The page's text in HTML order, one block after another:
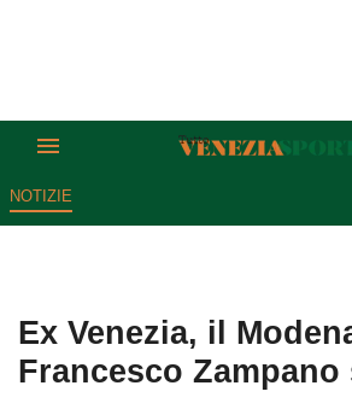
NOTIZIE
Ex Venezia, il
Francesco